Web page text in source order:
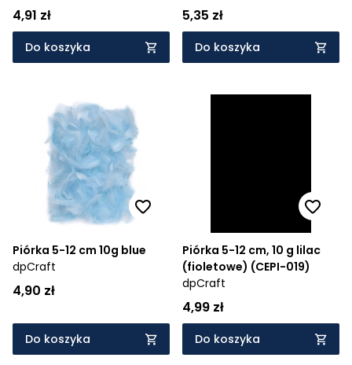
4,91 zł
Do koszyka
5,35 zł
Do koszyka
Piórka 5-12 cm 10g blue
dpCraft
4,90 zł
Do koszyka
Piórka 5-12 cm, 10 g lilac
(fioletowe) (CEPI-019)
dpCraft
4,99 zł
Do koszyka